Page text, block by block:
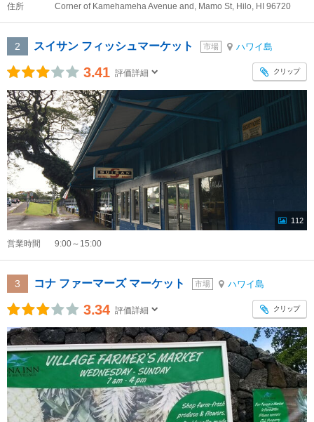
住所 Corner of Kamehameha Avenue and, Mamo St, Hilo, HI 96720
2 スイサン フィッシュマーケット 市場 ハワイ島
3.41 評価詳細 クリップ
112
営業時間 9:00～15:00
3 コナ ファーマーズ マーケット 市場 ハワイ島
3.34 評価詳細 クリップ